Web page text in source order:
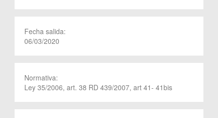
Fecha salida:
06/03/2020
Normativa:
Ley 35/2006, art. 38 RD 439/2007, art 41- 41bis